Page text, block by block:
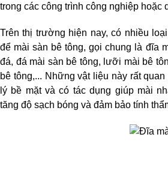
trong các công trình công nghiệp hoặc
Trên thị trường hiện nay, có nhiều
để mài sàn bê tông, gọi chung là đĩa
đá, đá mài sàn bê tông, lưỡi mài bê
bê tông,... Những vật liệu này rất
lý bề mặt và có tác dụng giúp mài
tăng độ sạch bóng và đảm bảo tính